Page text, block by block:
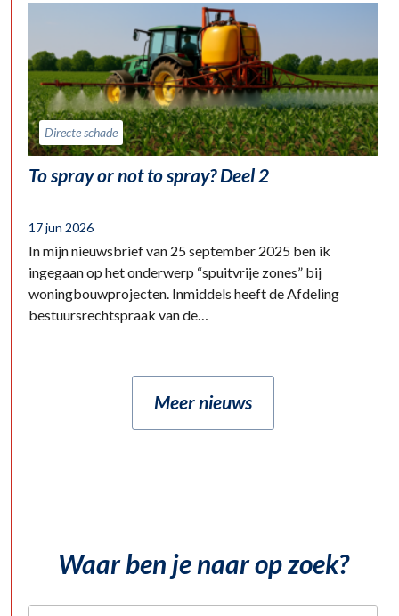
Directe schade
To spray or not to spray? Deel 2
17 jun 2026
In mijn nieuwsbrief van 25 september 2025 ben ik
ingegaan op het onderwerp “spuitvrije zones” bij
woningbouwprojecten. Inmiddels heeft de Afdeling
bestuursrechtspraak van de…
Meer nieuws
Waar ben je naar op zoek?